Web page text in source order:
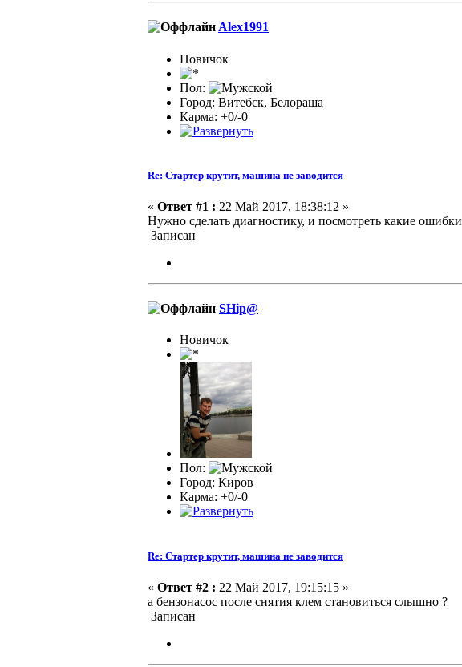
Alex1991
Новичок
Пол:
Город: Витебск, Белораша
Карма: +0/-0
Re: Стартер крутит, машина не заводится
« Ответ #1 : 22 Май 2017, 18:38:12 »
Нужно сделать диагностику, и посмотреть какие ошибки
Записан
SHip@
Новичок
Пол:
Город: Киров
Карма: +0/-0
Re: Стартер крутит, машина не заводится
« Ответ #2 : 22 Май 2017, 19:15:15 »
а бензонасос после снятия клем становиться слышно ?
Записан